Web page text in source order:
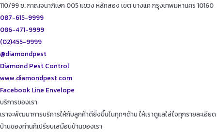
110/99 ซ. กาญจนาภิเษก 005 แขวง หลักสอง เขต บางแค กรุงเทพมหานคร 10160
087-615-9999
086-471-9999
(02)455-9999
@diamondpest
Diamond Pest Control
www.diamondpest.com
Facebook Line Envelope
บริการของเรา
เราจะพัฒนาการบริการให้กับลูกค้าดียิ่งขึ้นในทุกๆด้าน ให้เราดูแลใส่ใจทุกรายละเอียด
บ้านของท่านก็เปรียบเสมือนบ้านของเรา